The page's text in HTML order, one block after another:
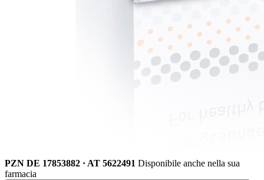
PZN DE 17853882 · AT 5622491 Disponibile anche nella sua
farmacia